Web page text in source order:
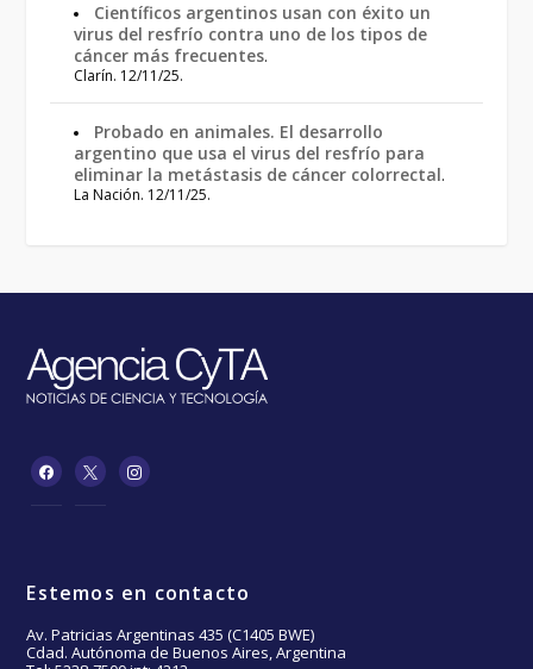
Científicos argentinos usan con éxito un
virus del resfrío contra uno de los tipos de
cáncer más frecuentes.
Clarín. 12/11/25.
Probado en animales. El desarrollo
argentino que usa el virus del resfrío para
eliminar la metástasis de cáncer colorrectal.
La Nación. 12/11/25.
Estemos en contacto
Av. Patricias Argentinas 435 (C1405 BWE)
Cdad. Autónoma de Buenos Aires, Argentina